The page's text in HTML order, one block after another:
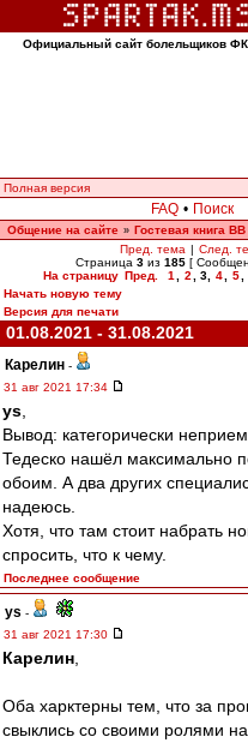
Официальный сайт болельщиков
Полная версия
FAQ • Поиск
Общение на сайте » Гостевая книга ВВ
Пред. тема | След.
Страница 3 из 185 [
На страницу Пред. 1 2 3, 4 5
Начать новую тему
Версия для печати
01.08.2021 - 31.08.2021
Карелин -
31 авг 2021 17:34
ys
Вывод: категорически
Тедеско нашёл максимально
обоим. А два других
надеюсь.
Хотя, что там стоит набрать
спросить, что к чему.
Последнее сообщение
ys -
31 авг 2021 17:30
Карелин
Оба харктерны тем, что за
свыклись со своими ролями